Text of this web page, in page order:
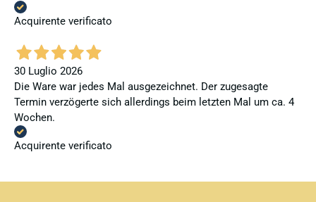
Acquirente verificato
30 Luglio 2026
Die Ware war jedes Mal ausgezeichnet. Der zugesagte
Termin verzögerte sich allerdings beim letzten Mal um ca. 4
Wochen.
Acquirente verificato